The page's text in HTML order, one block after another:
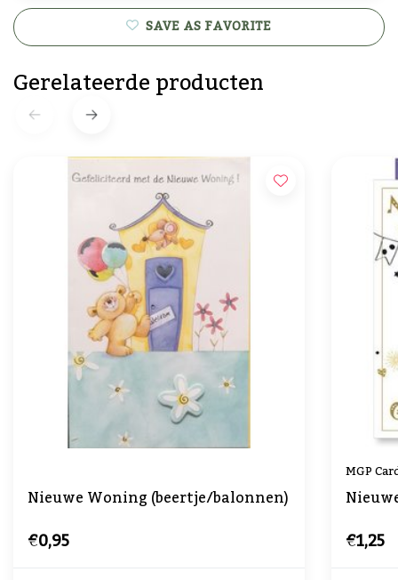
SAVE AS FAVORITE
Gerelateerde producten
Nieuwe Woning (beertje/balonnen)
€0,95
MGP
€1,25